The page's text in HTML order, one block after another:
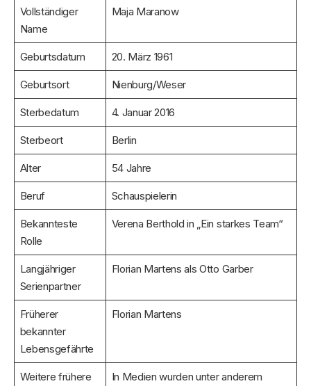
Vollständiger
Name
Maja Maranow
Geburtsdatum 20. März 1961
Geburtsort Nienburg/Weser
Sterbedatum 4. Januar 2016
Sterbeort Berlin
Alter 54 Jahre
Beruf Schauspielerin
Bekannteste
Rolle
Verena Berthold in „Ein starkes Team“
Langjähriger
Serienpartner
Florian Martens als Otto Garber
Früherer
bekannter
Lebensgefährte
Florian Martens
Weitere frühere
In Medien wurden unter anderem